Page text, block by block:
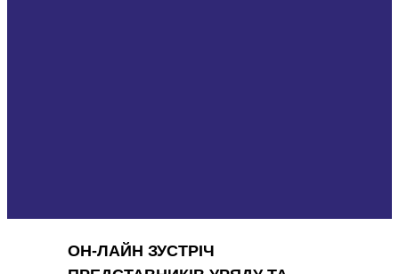
ОН-ЛАЙН ЗУСТРІЧ